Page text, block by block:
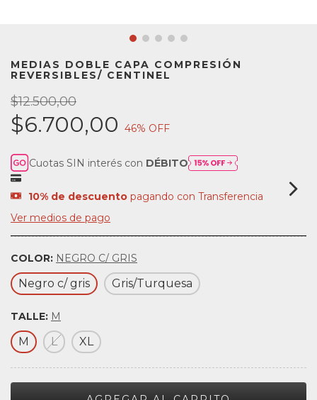
MEDIAS DOBLE CAPA COMPRESIÓN
REVERSIBLES/ CENTINEL
$12.500,00
$6.700,00 46% OFF
Cuotas SIN interés con DÉBITO
10% de descuento pagando con Transferencia
Ver medios de pago
COLOR: NEGRO C/ GRIS
Negro c/ gris Gris/Turquesa
TALLE: M
M L XL